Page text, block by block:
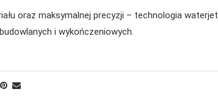
oraz maksymalnej precyzji – technologia waterjet
i wykończeniowych.